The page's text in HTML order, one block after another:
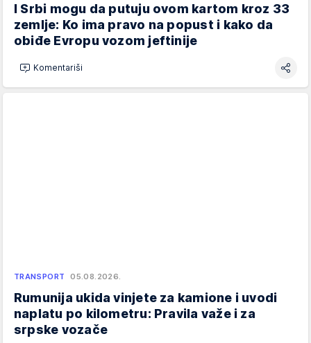
I Srbi mogu da putuju ovom kartom kroz 33
zemlje: Ko ima pravo na popust i kako da
obiđe Evropu vozom jeftinije
Komentariši
TRANSPORT 05.08.2026.
Rumunija ukida vinjete za kamione i uvodi
naplatu po kilometru: Pravila važe i za
srpske vozače